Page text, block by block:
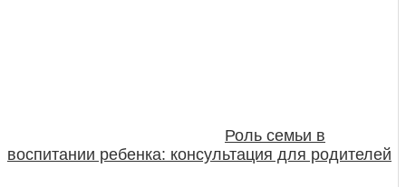
Роль семьи в
воспитании ребенка: консультация для родителей